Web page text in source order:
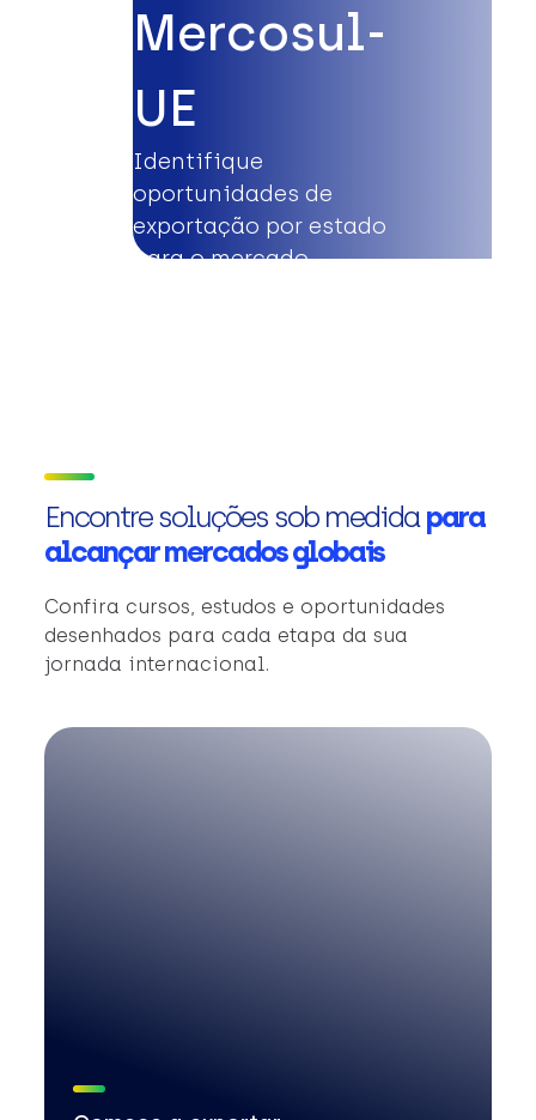
Mercosul-
UE
Identifique
oportunidades de
exportação por estado
para o mercado
Encontre soluções sob medidapara
alcançar mercados globais
Confira cursos, estudos e oportunidades
desenhados para cada etapa da sua
jornada internacional.